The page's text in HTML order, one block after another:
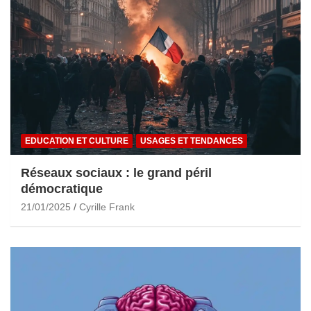
EDUCATION ET CULTURE USAGES ET TENDANCES
Réseaux sociaux : le grand péril
démocratique
21/01/2025 Cyrille Frank